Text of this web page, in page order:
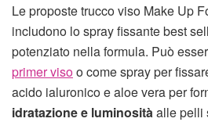
Le proposte trucco viso Make Up
includono lo spray fissante best
potenziato nella formula. Può
primer visoo come spray per
acido ialuronico e aloe vera per
idratazione e luminosità alle pelli